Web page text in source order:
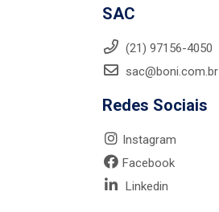
SAC
(21) 97156-4050
sac@boni.com.br
Redes Sociais
Instagram
Facebook
Linkedin